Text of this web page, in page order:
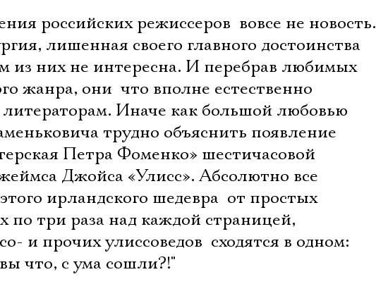
российских режиссеров  вовсе не новость.
лишенная своего главного достоинства 
из них не интересна. И перебрав любимых
жанра, они  что вполне естественно 
Иначе как большой любовью
трудно объяснить появление
Петра Фоменко» шестичасовой
Джойса «Улисс». Абсолютно все
ирландского шедевра  от простых
по три раза над каждой страницей,
и прочих улиссоведов  сходятся в одном:
что, с ума сошли?!"